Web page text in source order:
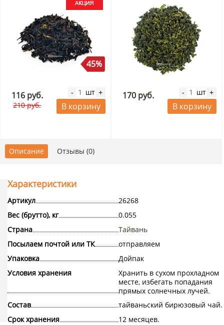
45%
116 руб.
210 руб.
- шт +
В корзину
170 руб. - шт +
В корзину
Описание Отзывы (0)
Характеристики
Артикул
26268
Вес (брутто), кг
0.055
Страна
Тайвань
Посылаем почтой или ТК
отправляем
Упаковка
Дойпак
Условия хранения
Хранить в сухом прохладном
месте, избегать попадания
прямых солнечных лучей.
Состав
тайваньский бирюзовый чай.
Срок хранения
12 месяцев.